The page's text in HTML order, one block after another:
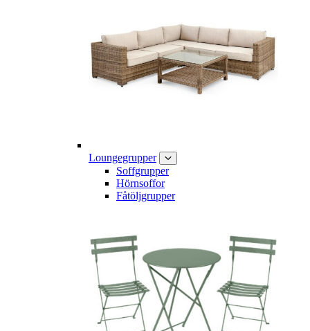
Loungegrupper
Soffgrupper
Hörnsoffor
Fåtöljgrupper